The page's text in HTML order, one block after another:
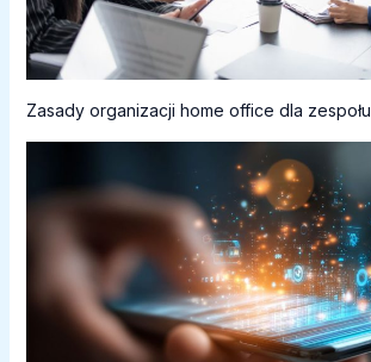
Zasady organizacji home office dla zespołu